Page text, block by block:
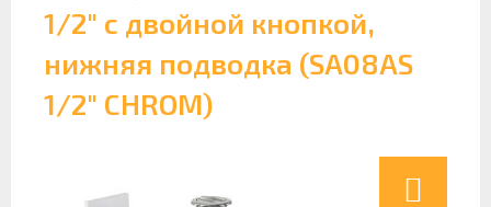
1/2" с двойной кнопкой,
нижняя подводка (SA08AS
1/2" CHROM)